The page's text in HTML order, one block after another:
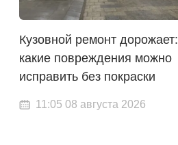
Кузовной ремонт дорожает:
какие повреждения можно
исправить без покраски
11:05 08 августа 2026